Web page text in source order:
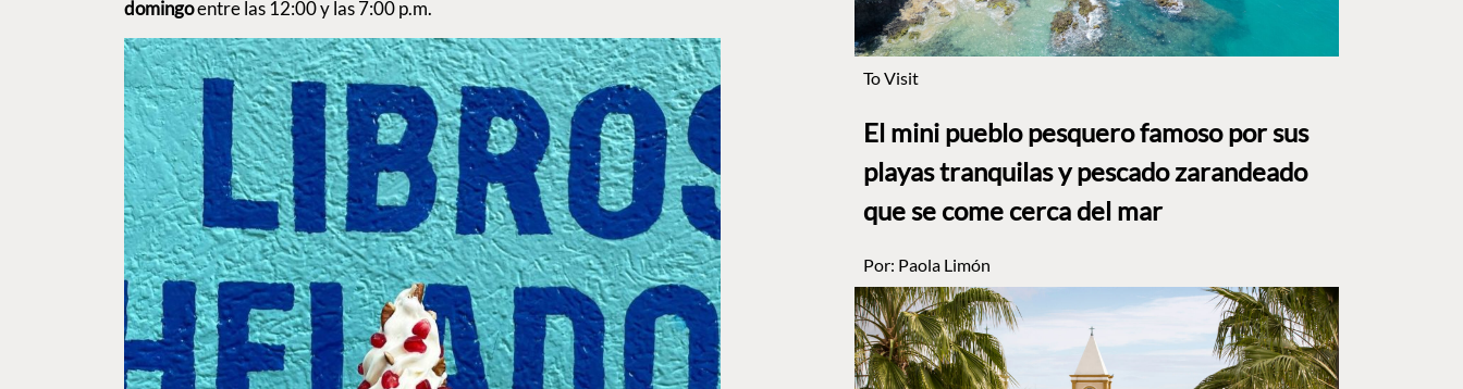
domingoentre las 12:00 y las 7:00 p.m.
To Visit
El mini pueblo pesquero famoso por sus
playas tranquilas y pescado zarandeado
que se come cerca del mar
Por: Paola Limón